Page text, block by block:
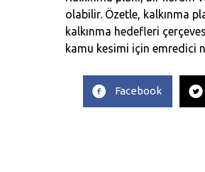
olabilir. Özetle, kalkınma
kalkınma hedefleri
kamu kesimi için emredici
Facebook